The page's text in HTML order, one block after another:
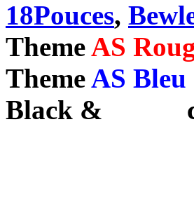
18Pouces,
ThemeAS
ThemeAS Bleu
Black &